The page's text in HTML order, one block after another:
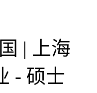
| 上海
- 硕士